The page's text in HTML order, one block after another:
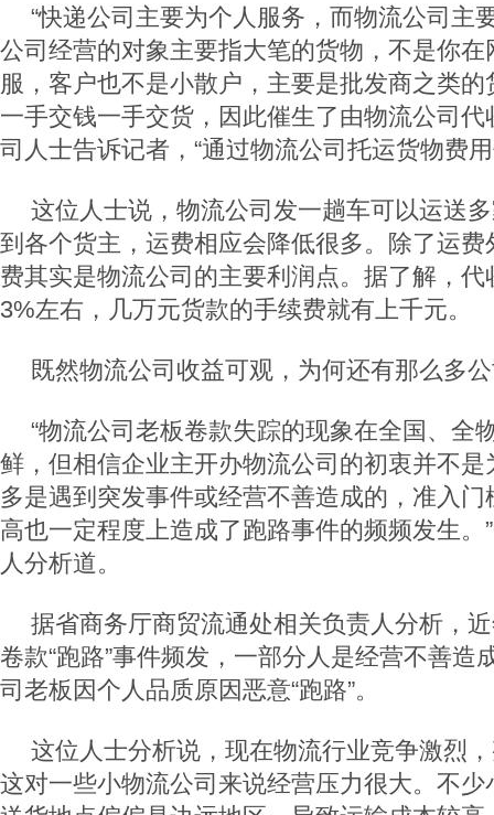
“快递公司主要为个人服务，而物流公司主
公司经营的对象主要指大笔的货物，不是你
服，客户也不是小散户，主要是批发商之类
一手交钱一手交货，因此催生了由物流公司代
司人士告诉记者，“通过物流公司托运货物费
这位人士说，物流公司发一趟车可以运送
到各个货主，运费相应会降低很多。除了运
费其实是物流公司的主要利润点。据了解，
3%左右，几万元货款的手续费就有上千元。
既然物流公司收益可观，为何还有那么多公
“物流公司老板卷款失踪的现象在全国、全
鲜，但相信企业主开办物流公司的初衷并不是
多是遇到突发事件或经营不善造成的，准入门
高也一定程度上造成了跑路事件的频频发生。
人分析道。
据省商务厅商贸流通处相关负责人分析，
卷款“跑路”事件频发，一部分人是经营不善造
司老板因个人品质原因恶意“跑路”。
这位人士分析说，现在物流行业竞争激烈
这对一些小物流公司来说经营压力很大。不